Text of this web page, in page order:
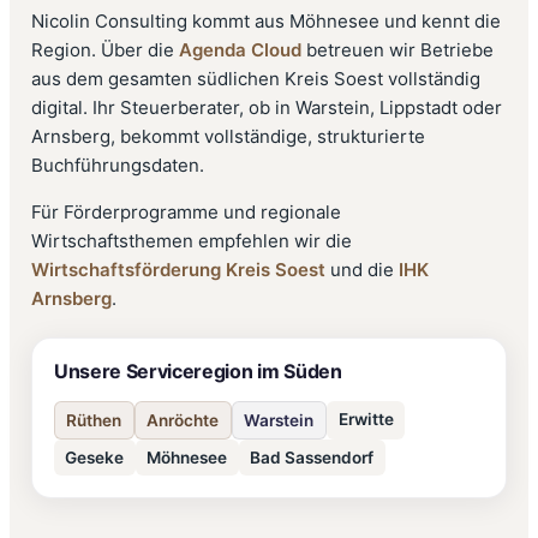
Nicolin Consulting kommt aus Möhnesee und kennt die
Region. Über die Agenda Cloudbetreuen wir Betriebe
aus dem gesamten südlichen Kreis Soest vollständig
digital. Ihr Steuerberater, ob in Warstein, Lippstadt oder
Arnsberg, bekommt vollständige, strukturierte
Buchführungsdaten.
Für Förderprogramme und regionale
Wirtschaftsthemen empfehlen wir die
Wirtschaftsförderung Kreis Soest und die IHK
Arnsberg.
Unsere Serviceregion im Süden
Rüthen Anröchte Warstein Erwitte
Geseke Möhnesee Bad Sassendorf